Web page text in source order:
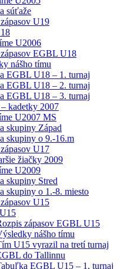
súťaže
U19
U2006
EGBL U18
nášho tímu
EGBL U18 – 1. turnaj
EGBL U18 – 2. turnaj
EGBL U18 – 3. turnaj
kadetky 2007
U2007 MS
skupiny Západ
skupiny o 9.-16.m
U17
žiačky 2009
U2009
skupiny Stred
skupiny o 1.-8. miesto
U15
zápasov EGBL U15
nášho tímu
U15 vyrazil na tretí turnaj
do Tallinnu
EGBL U15 – 1. turnaj